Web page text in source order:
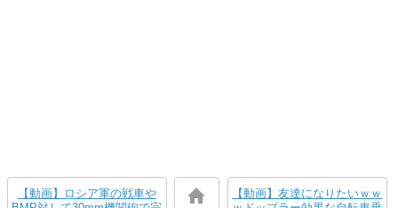
【動画】ロシア軍の戦車や
【動画】友達になりたいｗｗ